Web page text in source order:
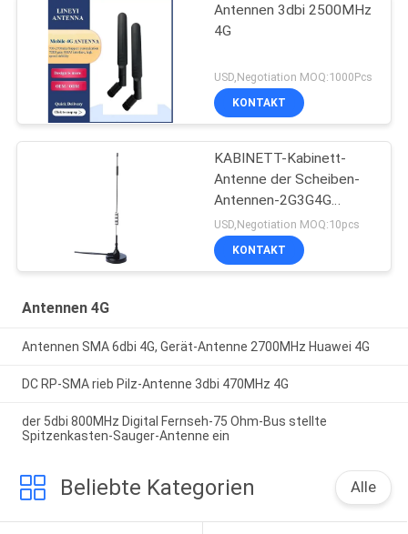
Antennen 3dbi 2500MHz
4G
USD,Negotiation MOQ:1000Pcs
KONTAKT
KABINETT-Kabinett-
Antenne der Scheiben-
Antennen-2G3G4G
externe intelligente Eil
USD,Negotiation MOQ:10pcs
KONTAKT
Antennen 4G
Antennen SMA 6dbi 4G, Gerät-Antenne 2700MHz Huawei 4G
DC RP-SMA rieb Pilz-Antenne 3dbi 470MHz 4G
der 5dbi 800MHz Digital Fernseh-75 Ohm-Bus stellte
Spitzenkasten-Sauger-Antenne ein
Beliebte Kategorien Alle